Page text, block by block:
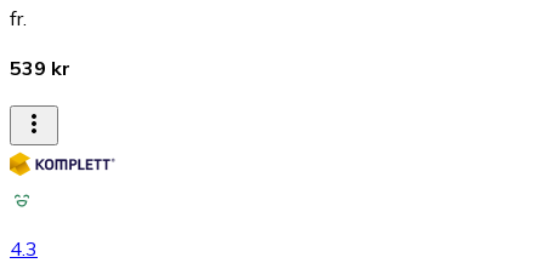
fr.
539 kr
4.3